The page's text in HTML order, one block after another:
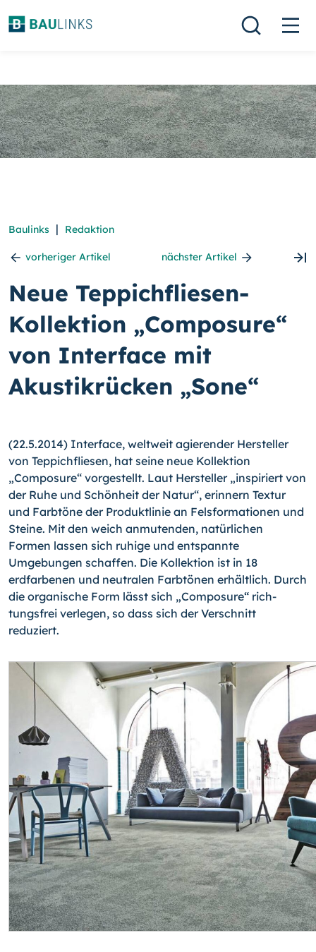
Baulinks | Redaktion
vorheriger Artikel nächster Artikel
Neue Teppichfliesen-
Kollektion „Composure“
von Interface mit
Akustikrücken „Sone“
(22.5.2014) Interface, weltweit agierender Hersteller
von Teppichfliesen, hat seine neue Kollektion
„Composure“ vorgestellt. Laut Hersteller „inspiriert von
der Ruhe und Schönheit der Natur“, erinnern Textur
und Farbtöne der Produktlinie an Felsformatio­nen und
Steine. Mit den weich anmutenden, natürlichen
Formen lassen sich ruhige und entspannte
Umgebungen schaffen. Die Kollektion ist in 18
erdfarbenen und neu­tralen Farbtönen erhältlich. Durch
die organische Form lässt sich „Composure“ rich­
tungsfrei verlegen, so dass sich der Verschnitt
reduziert.